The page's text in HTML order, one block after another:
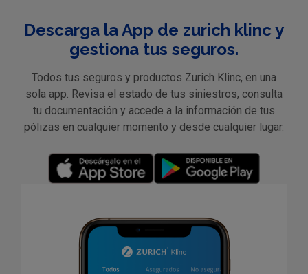
Descarga la App de zurich klinc y
gestiona tus seguros.
Todos tus seguros y productos Zurich Klinc, en una
sola app. Revisa el estado de tus siniestros, consulta
tu documentación y accede a la información de tus
pólizas en cualquier momento y desde cualquier lugar.